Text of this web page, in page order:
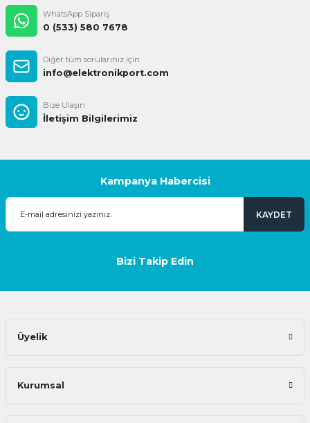
WhatsApp Sipariş
0 (533) 580 7678
Diğer tüm sorularınız için
info@elektronikport.com
Bize Ulaşın
İletişim Bilgilerimiz
Kampanya Habercisi
KAYDET
Bizi Takip Edin
Üyelik
Kurumsal